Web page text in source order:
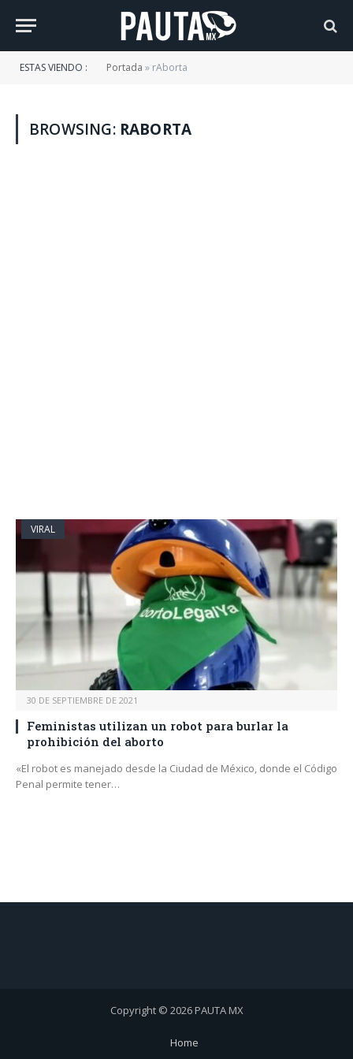
ESTAS VIENDO : Portada » rAborta
BROWSING: RABORTA
VIRAL
30 DE SEPTIEMBRE DE 2021
Feministas utilizan un robot para burlar la
prohibición del aborto
«El robot es manejado desde la Ciudad de México, donde el Código
Penal permite tener…
Copyright © 2026 PAUTA MX
Home